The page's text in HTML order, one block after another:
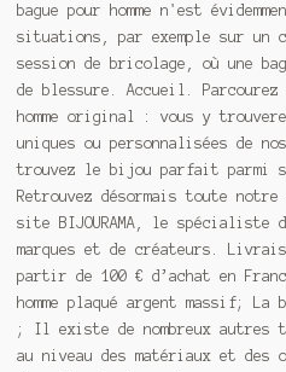
bague pour homme n'est
situations, par exemple sur un
session de bricolage, où une
de blessure. Accueil.
homme original : vous y
uniques ou personnalisées de
trouvez le bijou parfait parmi
Retrouvez désormais toute
site BIJOURAMA, le spécialiste
marques et de créateurs.
partir de 100 € d’achat en
homme plaqué argent massif; La
; Il existe de nombreux autres
au niveau des matériaux et des